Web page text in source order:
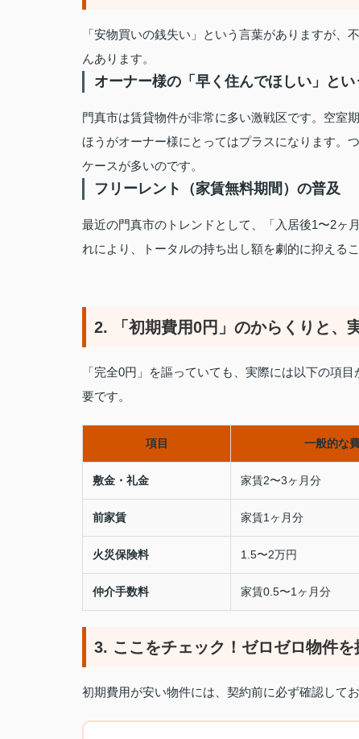
「安物買いの銭失い」という言葉がありますが
んあります。
オーナー様の「早く住んでほしい」と
門真市は賃貸物件が非常に多い激戦区です。空室
ほうがオーナー様にとってはプラスになります。
ケースが多いのです。
フリーレント（家賃無料期間）の普及
最近の門真市のトレンドとして、「入居後1〜2ヶ
れにより、トータルの持ち出し額を劇的に抑えるこ
2. 「初期費用0円」のからくりと、
「完全0円」を謳っていても、実際には以下の項
要です。
項目 一般的な
敷金・礼金 家賃2〜3ヶ月分
前家賃 家賃1ヶ月分
火災保険料 1.5〜2万円
仲介手数料 家賃0.5〜1ヶ月分
3. ここをチェック！ゼロゼロ物件
初期費用が安い物件には、契約前に必ず確認して